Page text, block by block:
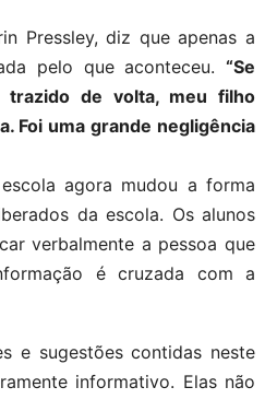
Pressley, diz que apenas a
pelo que aconteceu. “Se
de volta, meu filho
Foi uma grande negligência
agora mudou a forma
da escola. Os alunos
verbalmente a pessoa que
é cruzada com a
e sugestões contidas neste
informativo. Elas não